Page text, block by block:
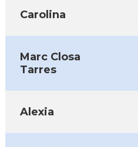
Carolina
Marc Closa
Tarres
Alexia